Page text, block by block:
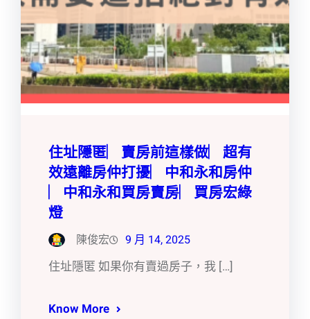
住址隱匿︳賣房前這樣做︳超有
效遠離房仲打擾︳中和永和房仲
︳中和永和買房賣房︳買房宏綠
燈
陳俊宏 9 月 14, 2025
住址隱匿 如果你有賣過房子，我 […]
Know More